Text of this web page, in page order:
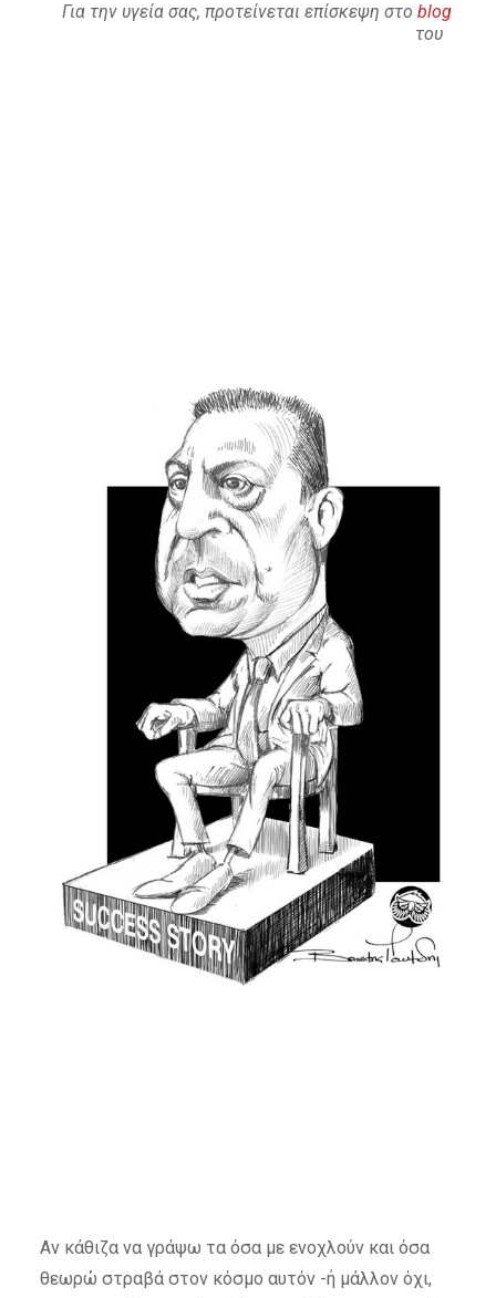
Για την υγεία σας, προτείνεται επίσκεψη στο blog
του
Αν κάθιζα να γράψω τα όσα με ενοχλούν και όσα
θεωρώ στραβά στον κόσμο αυτόν -ή μάλλον όχι,